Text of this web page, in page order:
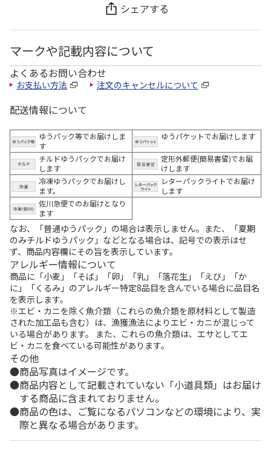
シェアする
マークや記載内容について
よくあるお問い合わせ
お支払い方法 注文のキャンセルについて
配送情報について
ゆうパック等でお届けしま
す
ゆうパケットでお届けします
チルドゆうパックでお届け
します
定形外郵便(簡易書留)でお届
けします
冷凍ゆうパックでお届けし
ます。
レターパックライトでお届け
します
佐川急便でのお届けとなり
ます
なお、「普通ゆうパック」の場合は表示しません。また、「夏期
のみチルドゆうパック」などとなる場合は、記号での表示はせ
ず、商品内容欄にその旨を表示しています。
アレルギー情報について
商品に「小麦」「そば」「卵」「乳」「落花生」「えび」「か
に」「くるみ」のアレルギー特定8品目を含んでいる場合に品目名
を表示します。
※エビ・カニを除く魚介類（これらの魚介類を原材料として製造
された加工品も含む）は、漁獲漁法によりエビ・カニが混じって
いる場合があります。 また、これらの魚介類は、エサとしてエ
ビ・カニを食べている可能性があります。
その他
商品写真はイメージです。
商品内容として記載されていない「小道具類」はお届け
する商品に含まれておりません。
商品の色は、ご覧になるパソコンなどの環境により、実
際と異なる場合があります。